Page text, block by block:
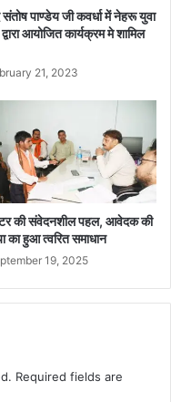
पाण्डेय जी कवर्धा में नेहरू युवा
आयोजित कार्यक्रम मे शामिल
21, 2023
की संवेदनशील पहल, आवेदक की
का हुआ त्वरित समाधान
19, 2025
Required fields are